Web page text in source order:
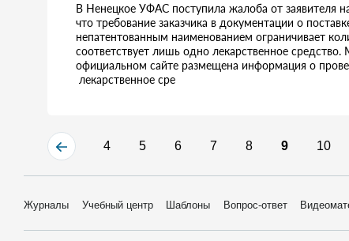
В Ненецкое УФАС поступила жалоба от заявителя
что требование заказчика в документации о
непатентованным наименованием ограничивает
соответствует лишь одно лекарственное
официальном сайте размещена информация о
лекарственное сре
4 5 6 7 8 9 10
Журналы Учебный центр Шаблоны Вопрос-ответ